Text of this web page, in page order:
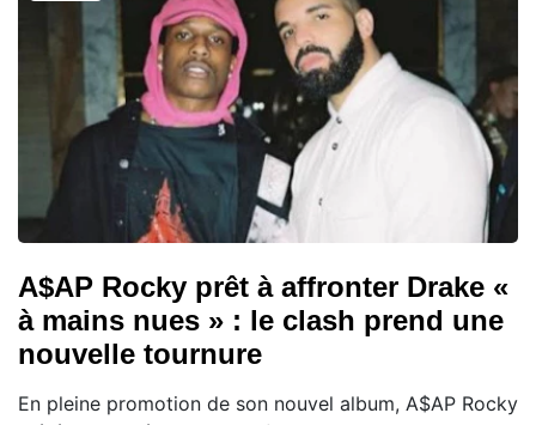
A$AP Rocky prêt à affronter Drake «
à mains nues » : le clash prend une
nouvelle tournure
En pleine promotion de son nouvel album, A$AP Rocky